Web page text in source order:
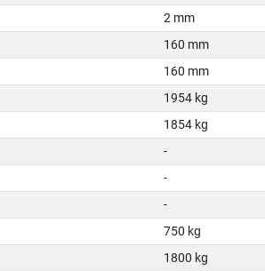
2 mm
160 mm
160 mm
1954 kg
1854 kg
-
-
-
750 kg
1800 kg